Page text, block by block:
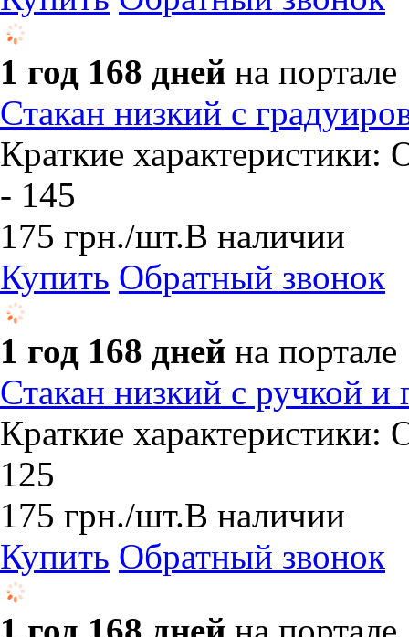
1 год 168 дней на портале
Стакан низкий с
Краткие
- 145
175 грн./шт.В наличии
Купить Обратный звонок
1 год 168 дней на портале
Стакан низкий с ручкой
Краткие
125
175 грн./шт.В наличии
Купить Обратный звонок